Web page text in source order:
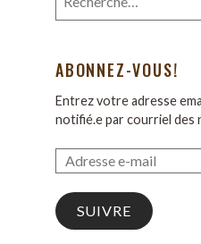
ABONNEZ-VOUS!
Entrez votre adresse
notifié.e par courriel des
SUIVRE